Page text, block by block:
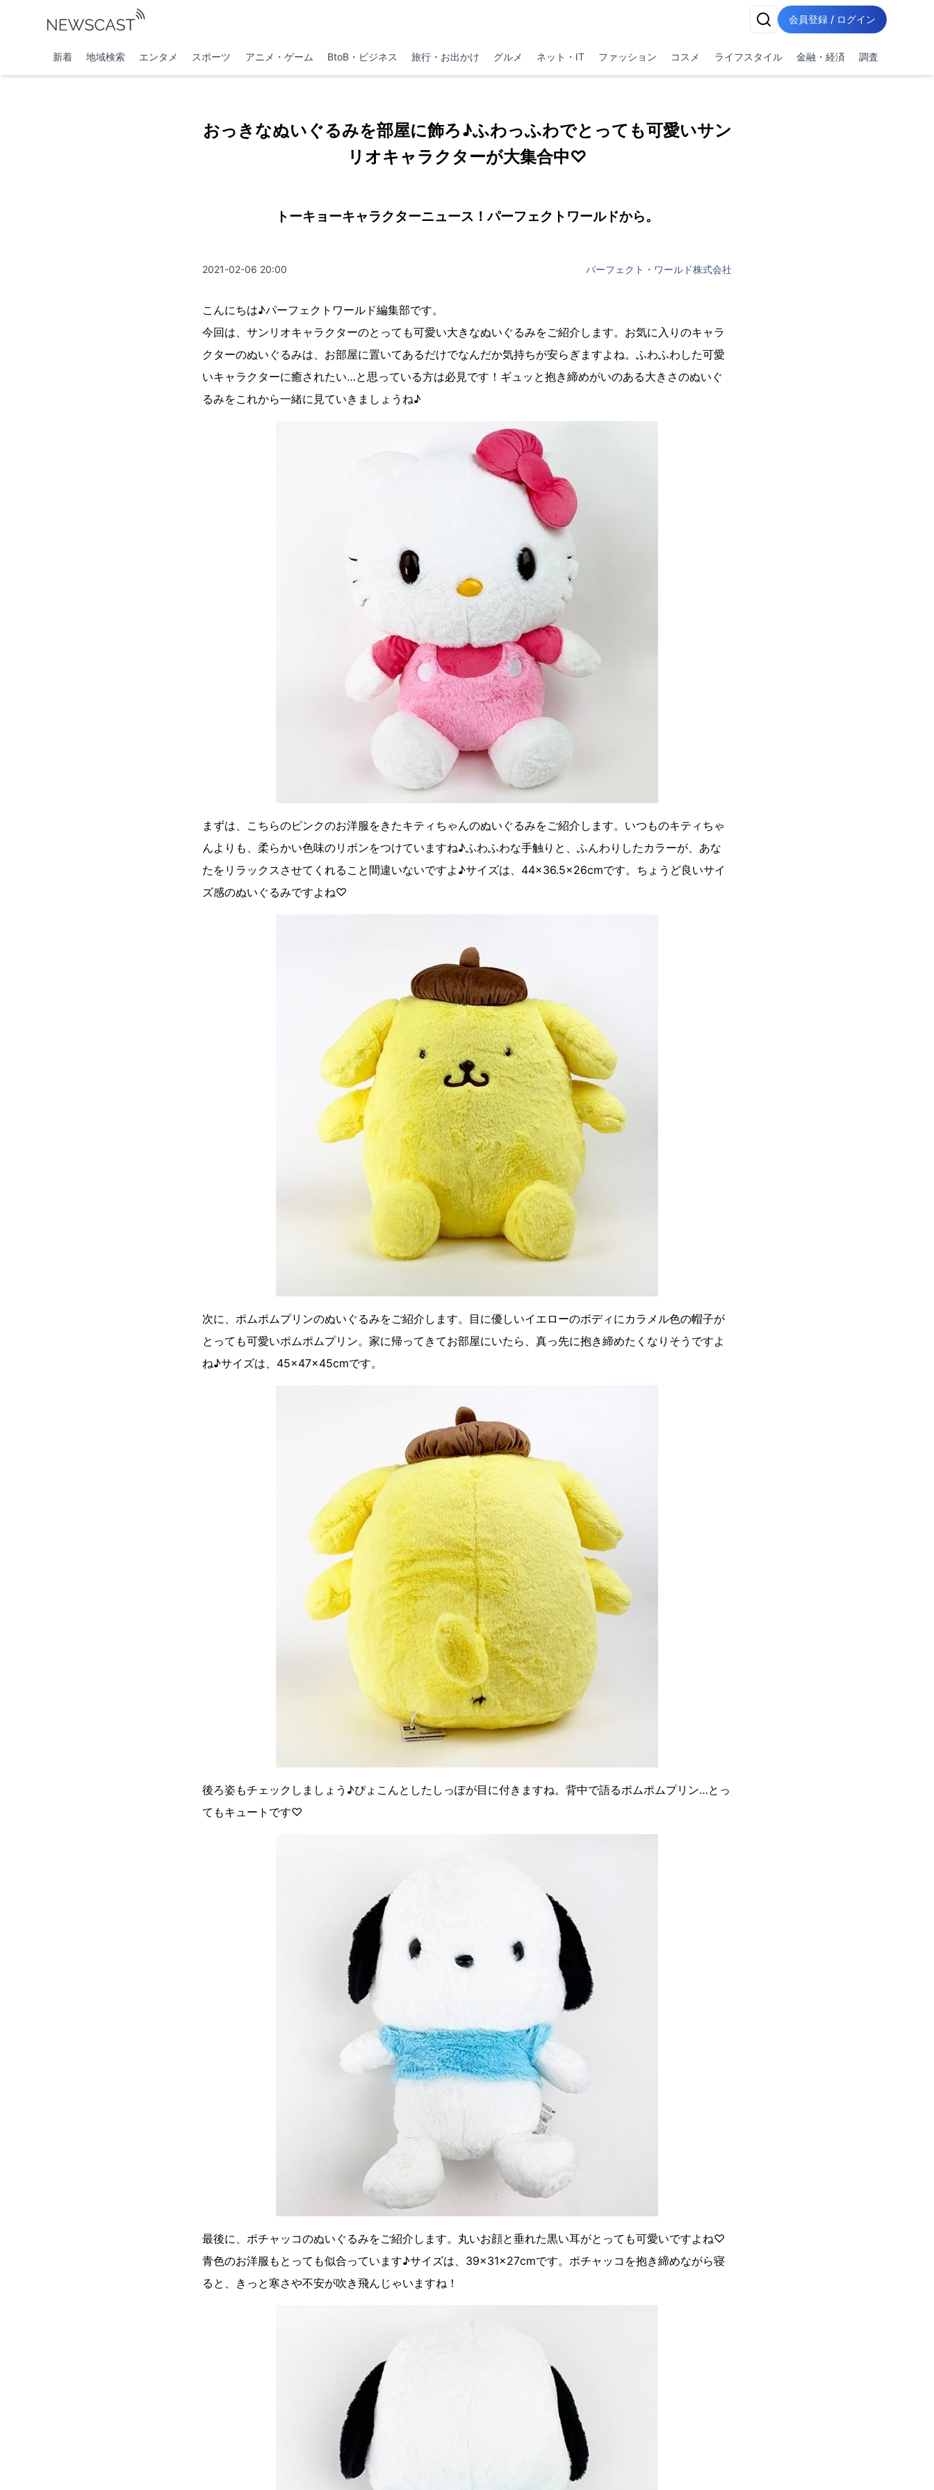
会員登録 / ログイン
新着 地域検索 エンタメ スポーツ アニメ・ゲーム BtoB・ビジネス 旅行・お出かけ グルメ ネット・IT ファッション コスメ ライフスタイル 金融・経済 調査
おっきなぬいぐるみを部屋に飾ろ♪ふわっふわでとっても可愛いサン
リオキャラクターが大集合中♡
トーキョーキャラクターニュース！パーフェクトワールドから。
2021-02-06 20:00 パーフェクト・ワールド株式会社
こんにちは♪パーフェクトワールド編集部です。
今回は、サンリオキャラクターのとっても可愛い大きなぬいぐるみをご紹介します。お気に入りのキャラ
クターのぬいぐるみは、お部屋に置いてあるだけでなんだか気持ちが安らぎますよね。ふわふわした可愛
いキャラクターに癒されたい…と思っている方は必見です！ギュッと抱き締めがいのある大きさのぬいぐ
るみをこれから一緒に見ていきましょうね♪
まずは、こちらのピンクのお洋服をきたキティちゃんのぬいぐるみをご紹介します。いつものキティちゃ
んよりも、柔らかい色味のリボンをつけていますね♪ふわふわな手触りと、ふんわりしたカラーが、あな
たをリラックスさせてくれること間違いないですよ♪サイズは、44×36.5×26cmです。ちょうど良いサイ
ズ感のぬいぐるみですよね♡
次に、ポムポムプリンのぬいぐるみをご紹介します。目に優しいイエローのボディにカラメル色の帽子が
とっても可愛いポムポムプリン。家に帰ってきてお部屋にいたら、真っ先に抱き締めたくなりそうですよ
ね♪サイズは、45×47×45cmです。
後ろ姿もチェックしましょう♪ぴょこんとしたしっぽが目に付きますね。背中で語るポムポムプリン…とっ
てもキュートです♡
最後に、ポチャッコのぬいぐるみをご紹介します。丸いお顔と垂れた黒い耳がとっても可愛いですよね♡
青色のお洋服もとっても似合っています♪サイズは、39×31×27cmです。ポチャッコを抱き締めながら寝
ると、きっと寒さや不安が吹き飛んじゃいますね！